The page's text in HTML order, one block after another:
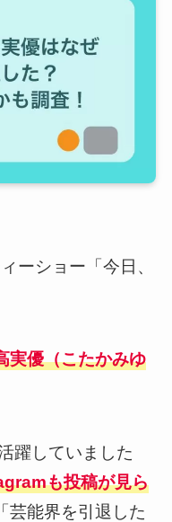
ーショー「今日、
実優（こたかみゆ
躍していました
も投稿が見ら
芸能界を引退した